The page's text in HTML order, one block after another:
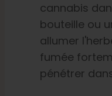
cannabis
bouteille ou
allumer
fumée
pénétrer